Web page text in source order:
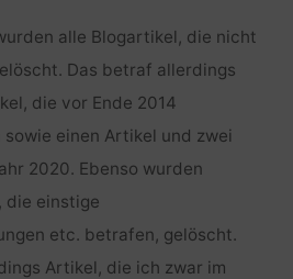
alle Blogartikel, die nicht
Das betraf allerdings
die vor Ende 2014
einen Artikel und zwei
2020. Ebenso wurden
die einstige
etc. betrafen, gelöscht.
Artikel, die ich zwar im